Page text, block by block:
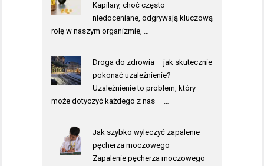
Kapilary, choć często
niedoceniane, odgrywają kluczową
rolę w naszym organizmie, …
Droga do zdrowia – jak skutecznie
pokonać uzależnienie?
Uzależnienie to problem, który
może dotyczyć każdego z nas – …
Jak szybko wyleczyć zapalenie
pęcherza moczowego
Zapalenie pęcherza moczowego